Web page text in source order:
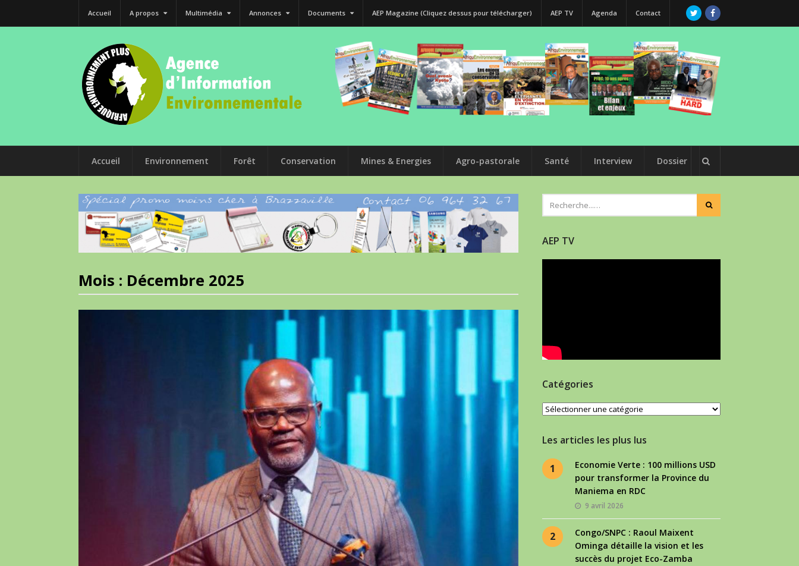
Accueil A propos Multimédia Annonces Documents AEP Magazine (Cliquez dessus pour télécharger) AEP TV Agenda Contact
Accueil Environnement Forêt Conservation Mines & Energies Agro-pastorale Santé Interview Dossier
Mois : Décembre 2025
AEP TV
Catégories
Catégories
Les articles les plus lus
1
Economie Verte : 100 millions USD
pour transformer la Province du
Maniema en RDC
9 avril 2026
2
Congo/SNPC : Raoul Maixent
Ominga détaille la vision et les
succès du projet Eco-Zamba